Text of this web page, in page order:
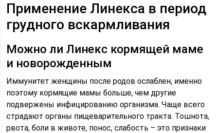
Применение Линекса в период
грудного вскармливания
Можно ли Линекс кормящей маме
и новорожденным
Иммунитет женщины после родов ослаблен, именно
поэтому кормящие мамы больше, чем другие
подвержены инфицированию организма. Чаще всего
страдают органы пищеварительного тракта. Тошнота,
рвота, боли в животе, понос, слабость – это признаки